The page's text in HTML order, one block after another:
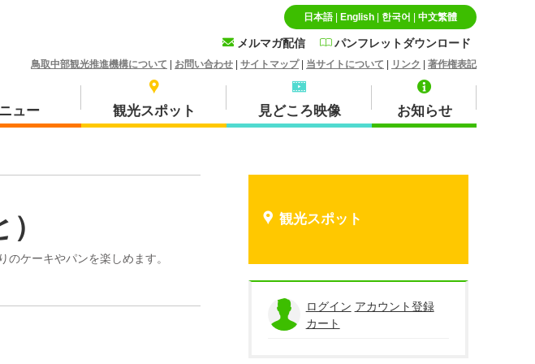
日本語| English| 한국어 中文繁體
メルマガ配信 パンフレットダウンロード
鳥取中部観光推進機構について お問い合わせ サイトマップ| 当サイトについて リンク 著作権表記
ュー
特産品・お土産品
観光スポット
北栄町
見どころ映像 お知らせ
観光スポット
ケーキやパンを楽しめます。
ログイン アカウント登録
カート